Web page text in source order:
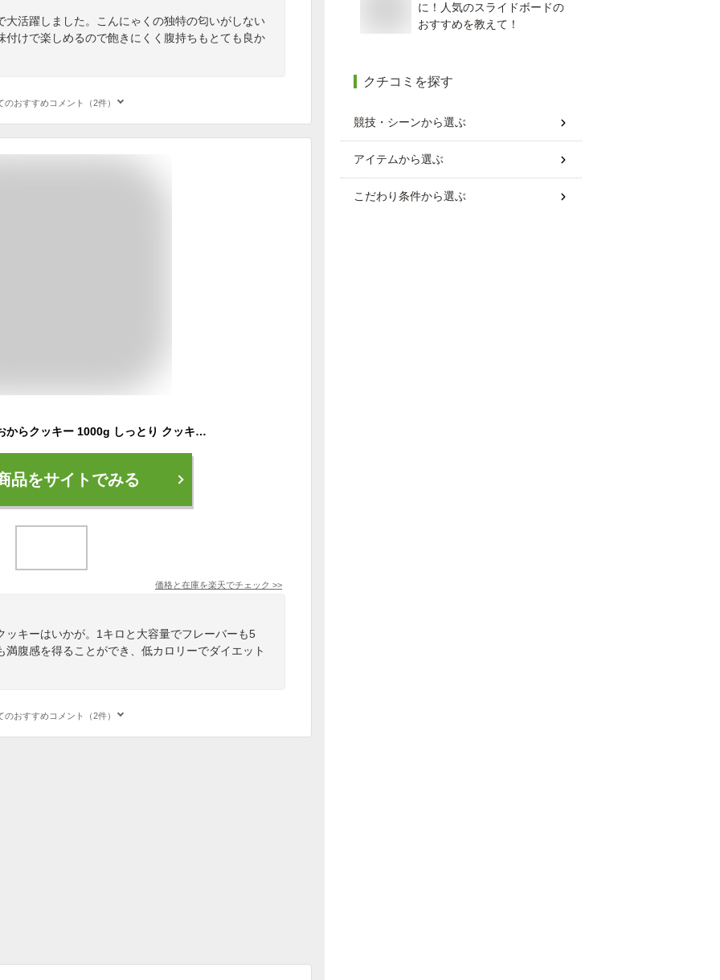
大活躍しました。こんにゃくの独特の匂いがしない
付けで楽しめるので飽きにくく腹持ちもとても良か
のおすすめコメント（2件）
ダイエット食品 豆乳おからクッキー 1000g しっとり クッキー 美味しい 満腹になれる ソフトクッキー しっとり ソフトタイプ 1kg ダイエット スイーツ お菓子 腹持ち フレーバー 5種 詰め合わせ チョコ オレンジ チーズ シナモン 抹茶 低カロリー 送料無料 【325101】
品をサイトでみる
価格と在庫を楽天でチェック >>
ッキーはいかが。1キロと大容量でフレーバーも5
腹感を得ることができ、低カロリーでダイエット
のおすすめコメント（2件）
に！人気のスライドボードの
おすすめを教えて！
クチコミを探す
競技・シーンから選ぶ
アイテムから選ぶ
こだわり条件から選ぶ